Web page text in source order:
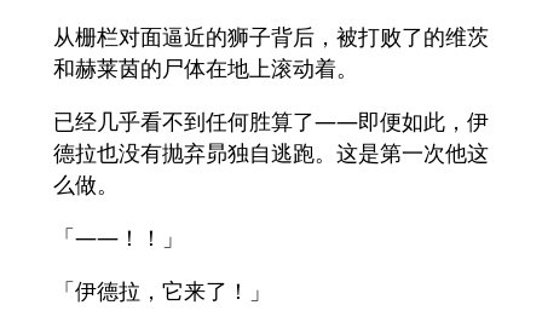
从栅栏对面逼近的狮子背后，被打败了的维茨
和赫莱茵的尸体在地上滚动着。
已经几乎看不到任何胜算了——即便如此，伊
德拉也没有抛弃昴独自逃跑。这是第一次他这
么做。
「——！！」
「伊德拉，它来了！」